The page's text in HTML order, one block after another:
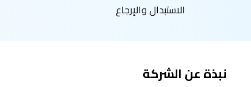
الاستبدال والإرجاع
نبذة عن الشركة